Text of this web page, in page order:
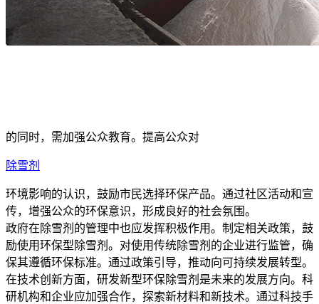
的同时，需加强公众教育。提高公众对
除雪剂
环境影响的认识，鼓励市民选择环保产品。通过社区活动和宣
传，增强公众的环保意识，形成良好的社会氛围。
政府在除雪剂的管理中也应发挥积极作用。制定相关政策，鼓
励使用环保型除雪剂。对使用传统除雪剂的企业进行监管，确
保其遵循环保标准。通过政策引导，推动向可持续发展转型。
在技术创新方面，研发新型环保除雪剂是未来的发展方向。科
研机构和企业应加强合作，探索新材料和新技术。通过科技手